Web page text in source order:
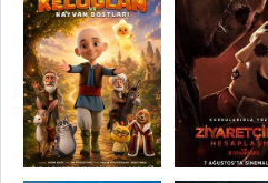
Hayvan Çiftliği
Karanlıktan Gelen